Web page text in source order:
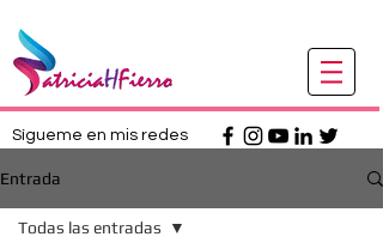
Sígueme en mis redes
Entrada
Todas las entradas